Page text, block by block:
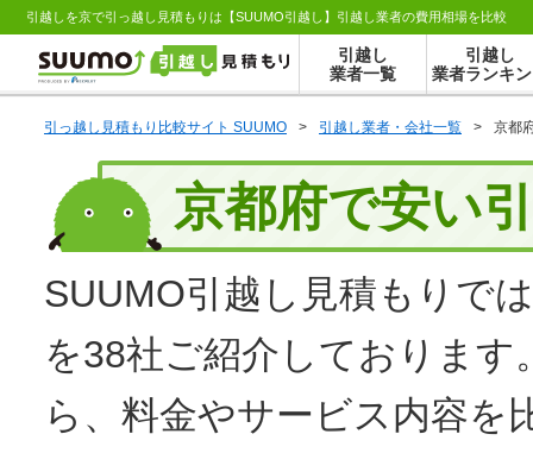
引越しを京で引っ越し見積もりは【SUUMO引越し】引越し業者の費用相場を比較
引越し
業者一覧
引越し
業者ランキ
引っ越し見積もり比較サイト SUUMO > 引越し業者・会社一覧 > 京都
京都府で安い
SUUMO引越し見積もり で
を38社ご紹介しておりま
ら、料金やサービス内容を